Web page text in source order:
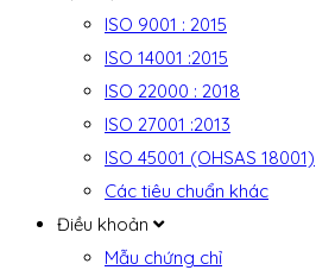
ISO 9001 : 2015
ISO 14001 :2015
ISO 22000 : 2018
ISO 27001 :2013
ISO 45001 (OHSAS 18001)
Các tiêu chuẩn khác
Điều khoản
Mẫu chứng chỉ